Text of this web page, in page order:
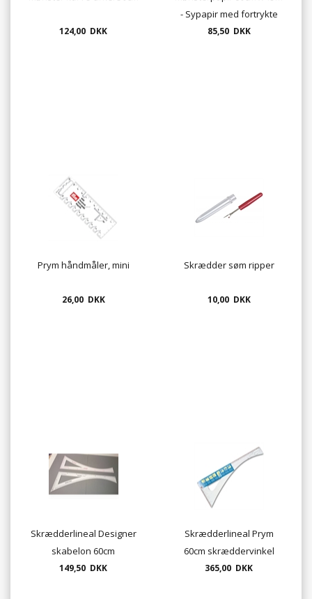
124,00 DKK
- Sypapir med fortrykte
tern 1x1 cm og 2x2 cm
85,50 DKK
Prym håndmåler, mini
26,00 DKK
Skrædder søm ripper
10,00 DKK
Skrædderlineal Designer
skabelon 60cm
skræddervinkel
149,50 DKK
Skrædderlineal Prym
60cm skræddervinkel
365,00 DKK